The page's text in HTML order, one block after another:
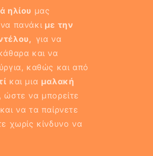
ηλίου μας
πανάκι με την
για να
και να
καθώς και από
και μια μαλακή
να μπορείτε
να τα παίρνετε
χωρίς κίνδυνο να